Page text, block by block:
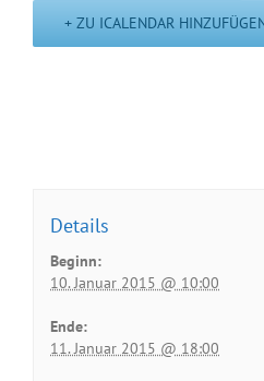
+ ZU ICALENDAR
Details
Beginn:
10. Januar 2015 @ 10:00
Ende:
11. Januar 2015 @ 18:00